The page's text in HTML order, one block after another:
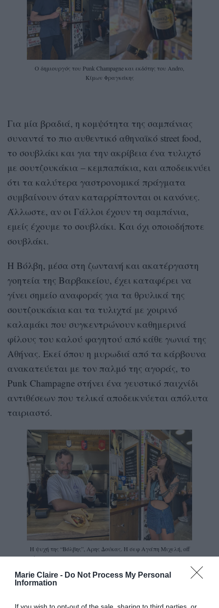
Marie Claire - Do Not Process My Personal
Information
If you wish to opt-out of the sale, sharing to third parties, or
Ο δημιουργός του Punk Champagne και εκδότης του Andro,
Κίμων Φραγκάκης
Για μία βραδιά, η κομψότητα της σαμπάνιας
συναντά το πιο αυθεντικό αθηναϊκό street food,
το σουβλάκι και για την ακρίβεια ένα τυλιχτό
με σουτζουκάκια – κεμπαπάκια, και αποδεικνύει
ότι τα καλύτερα γαστρονομικά πράγματα
συμβαίνουν όταν καταρρίπτονται οι κανόνες.
Άλλωστε, αν οι Γάλλοι έχουν τη σαμπάνια,
εμείς έχουμε το σουβλάκι. Και όχι οποιοδήποτε
σουβλάκι.
Η Βόλβη, μέσα στη ζωντανή και ακατέργαστη
γοητεία της Βαρβακείου, έχει καταφέρει να
γίνει σημείο αναφοράς για τα θρυλικά της
σουτζουκάκια και τα τυλιχτά με χοιρινό
καλαμάκι που συγκεντρώνουν καθημερινά
φίλους του καλού φαγητού από κάθε γωνιά της
Αθήνας. Εκεί όπου η μυρωδιά από τα κάρβουνα
ανακατεύεται με τον παλμό της αγοράς, το
Punk Champagne στήνει ένα γευστικό παιχνίδι
αντιθέσεων που τελικά αποδεικνύεται απόλυτα
ταιριαστό.
Η ψυχή της “Βόλβης”, Αρης Δούκας. Η σεφ Αγάπη Μιχελή, off
duty, απολαμβάνει ένα από τα πιο διάσημα σουβλάκια της
Bubbles, beats and street eats: Η σκυτάλη
περνάει στο σουβλάκι